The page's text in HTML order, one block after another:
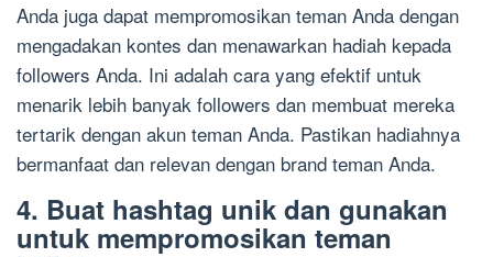
Anda juga dapat mempromosikan teman Anda dengan
mengadakan kontes dan menawarkan hadiah kepada
followers Anda. Ini adalah cara yang efektif untuk
menarik lebih banyak followers dan membuat mereka
tertarik dengan akun teman Anda. Pastikan hadiahnya
bermanfaat dan relevan dengan brand teman Anda.
4. Buat hashtag unik dan gunakan
untuk mempromosikan teman